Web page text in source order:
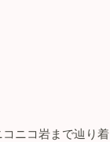
ニコ岩まで辿り着